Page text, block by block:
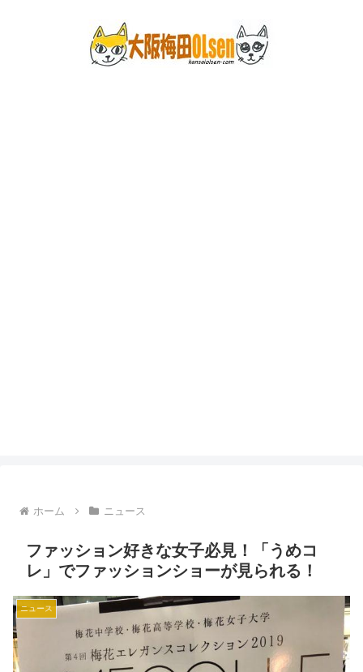
ホーム ニュース
ファッション好きな女子必見！「うめコ
レ」でファッションショーが見られる！
ニュース